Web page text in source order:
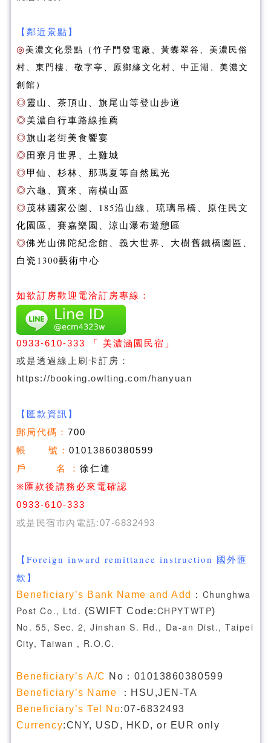
【鄰近景點】
◎美濃文化景點（竹子門發電廠、黃蝶翠谷、美濃民俗
村、東門樓、敬字亭、原鄉緣文化村、中正湖、美濃文
創館）
◎靈山、茶頂山、旗尾山等登山步道
◎美濃自行車路線推薦
◎旗山老街美食饗宴
◎田寮月世界、土雞城
◎甲仙、杉林、那瑪夏等自然風光
◎六龜、寶來、南橫山區
◎茂林國家公園、185沿山線、琉璃吊橋、原住民文
化園區、賽嘉樂園、涼山瀑布遊憩區
◎佛光山佛陀紀念館、義大世界、大樹舊鐵橋園區、
白瓷1300藝術中心
如欲訂房歡迎電洽訂房專線：
0933-610-333
「 美濃涵園民宿」
或是透過線上刷卡訂房：
https://booking.owlting.com/hanyuan
【匯款資訊】
郵局代碼： 700
帳 號： 01013860380599
戶 名 ：徐仁達
※ 匯款後請務必來電確認
0933-610-333
或是民宿市內電話:07-6832493
【Foreign inward remittance instruction 國外匯
款】
Beneficiary’s Bank Name and Add ： Chunghwa
Post Co., Ltd. (SWIFT Code:CHPYTWTP)
No. 55, Sec. 2, Jinshan S. Rd., Da-an Dist., Taipei
City, Taiwan , R.O.C.
Beneficiary’s A/C No：01013860380599
Beneficiary’s Name
：HSU,JEN-TA
Beneficiary’s Tel No:07-6832493
Currency:CNY, USD, HKD, or EUR only